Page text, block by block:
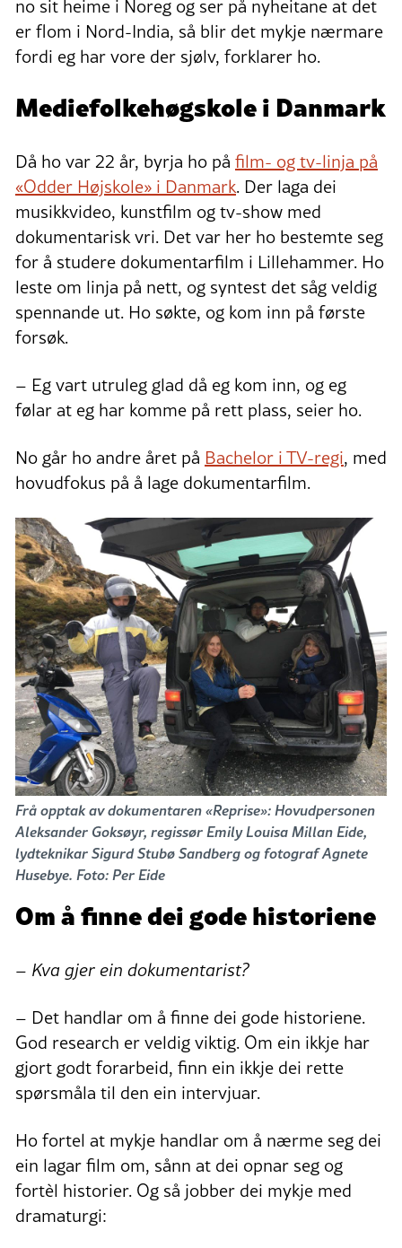
no sit heime i Noreg og ser på nyheitane at det
er flom i Nord-India, så blir det mykje nærmare
fordi eg har vore der sjølv, forklarer ho.
Mediefolkehøgskole i Danmark
Då ho var 22 år, byrja ho på film- og tv-linja på
«Odder Højskole» i Danmark. Der laga dei
musikkvideo, kunstfilm og tv-show med
dokumentarisk vri. Det var her ho bestemte seg
for å studere dokumentarfilm i Lillehammer. Ho
leste om linja på nett, og syntest det såg veldig
spennande ut. Ho søkte, og kom inn på første
forsøk.
– Eg vart utruleg glad då eg kom inn, og eg
følar at eg har komme på rett plass, seier ho.
No går ho andre året på Bachelor i TV-regi, med
hovudfokus på å lage dokumentarfilm.
Frå opptak av dokumentaren «Reprise»: Hovudpersonen
Aleksander Goksøyr, regissør Emily Louisa Millan Eide,
lydteknikar Sigurd Stubø Sandberg og fotograf Agnete
Husebye. Foto: Per Eide
Om å finne dei gode historiene
– Kva gjer ein dokumentarist?
– Det handlar om å finne dei gode historiene.
God research er veldig viktig. Om ein ikkje har
gjort godt forarbeid, finn ein ikkje dei rette
spørsmåla til den ein intervjuar.
Ho fortel at mykje handlar om å nærme seg dei
ein lagar film om, sånn at dei opnar seg og
fortèl historier. Og så jobber dei mykje med
dramaturgi: